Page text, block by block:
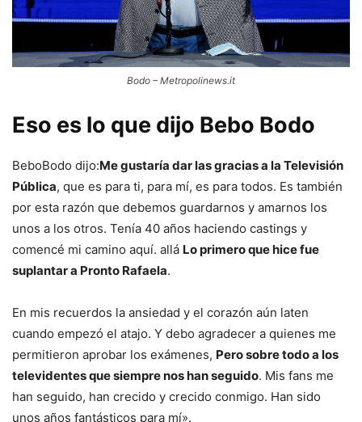
Bodo – Metropolinews.it
Eso es lo que dijo Bebo Bodo
BeboBodo dijo:Me gustaría dar las gracias a la Televisión
Pública, que es para ti, para mí, es para todos. Es también
por esta razón que debemos guardarnos y amarnos los
unos a los otros. Tenía 40 años haciendo castings y
comencé mi camino aquí. allá Lo primero que hice fue
suplantar a Pronto Rafaela.
En mis recuerdos la ansiedad y el corazón aún laten
cuando empezó el atajo. Y debo agradecer a quienes me
permitieron aprobar los exámenes, Pero sobre todo a los
televidentes que siempre nos han seguido. Mis fans me
han seguido, han crecido y crecido conmigo. Han sido
unos años fantásticos para mí».